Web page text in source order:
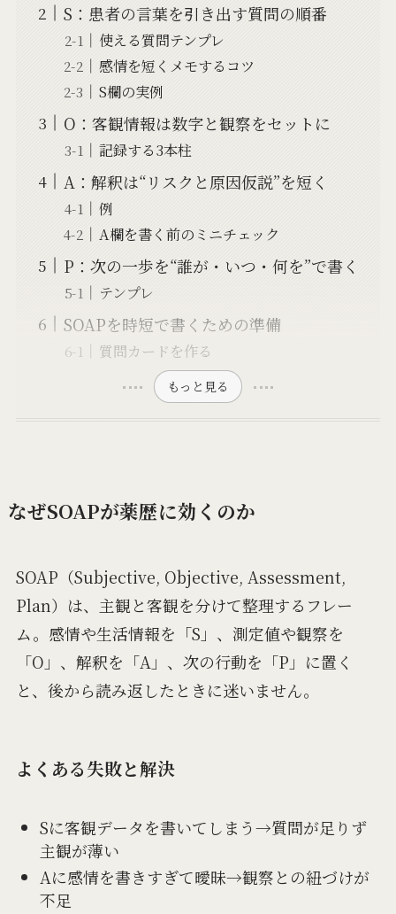
S：患者の言葉を引き出す質問の順番
使える質問テンプレ
感情を短くメモするコツ
S欄の実例
O：客観情報は数字と観察をセットに
記録する3本柱
A：解釈は“リスクと原因仮説”を短く
例
A欄を書く前のミニチェック
P：次の一歩を“誰が・いつ・何を”で書く
テンプレ
SOAPを時短で書くための準備
質問カードを作る
もっと見る
なぜSOAPが薬歴に効くのか
SOAP（Subjective, Objective, Assessment,
Plan）は、主観と客観を分けて整理するフレー
ム。感情や生活情報を「S」、測定値や観察を
「O」、解釈を「A」、次の行動を「P」に置く
と、後から読み返したときに迷いません。
よくある失敗と解決
Sに客観データを書いてしまう→質問が足りず
主観が薄い
Aに感情を書きすぎて曖昧→観察との紐づけが
不足